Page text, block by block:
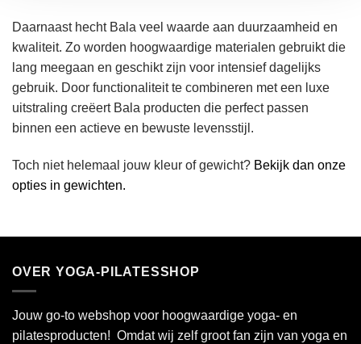
Daarnaast hecht Bala veel waarde aan duurzaamheid en
kwaliteit. Zo worden hoogwaardige materialen gebruikt die
lang meegaan en geschikt zijn voor intensief dagelijks
gebruik. Door functionaliteit te combineren met een luxe
uitstraling creëert Bala producten die perfect passen
binnen een actieve en bewuste levensstijl.
Toch niet helemaal jouw kleur of gewicht? Bekijk dan onze
opties in gewichten.
OVER YOGA-PILATESSHOP
Jouw go-to webshop voor hoogwaardige yoga- en
pilatesproducten! Omdat wij zelf groot fan zijn van yoga en